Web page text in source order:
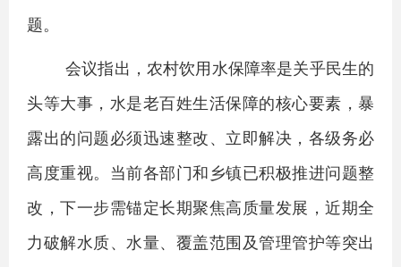
题。
会议指出，农村饮用水保障率是关乎民生的
头等大事，水是老百姓生活保障的核心要素，暴
露出的问题必须迅速整改、立即解决，各级务必
高度重视。当前各部门和乡镇已积极推进问题整
改，下一步需锚定长期聚焦高质量发展，近期全
力破解水质、水量、覆盖范围及管理管护等突出